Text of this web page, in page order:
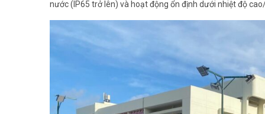
nước (IP65 trở lên) và hoạt động ổn định dưới nhiệt độ